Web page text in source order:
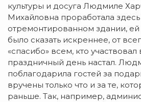
культуры и досуга Людмиле
Михайловна проработала здесь
отремонтированном здании,
было сказать искреннее, от
«спасибо» всем, кто участвовал
праздничный день настал.
поблагодарила гостей за
вручены только что и за те,
раньше. Так, например,